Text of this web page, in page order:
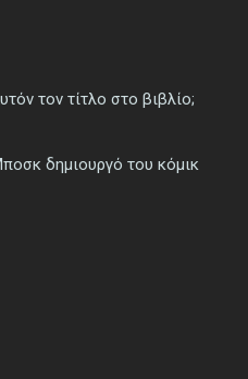
τον τίτλο στο βιβλίο;
δημιουργό του κόμικ